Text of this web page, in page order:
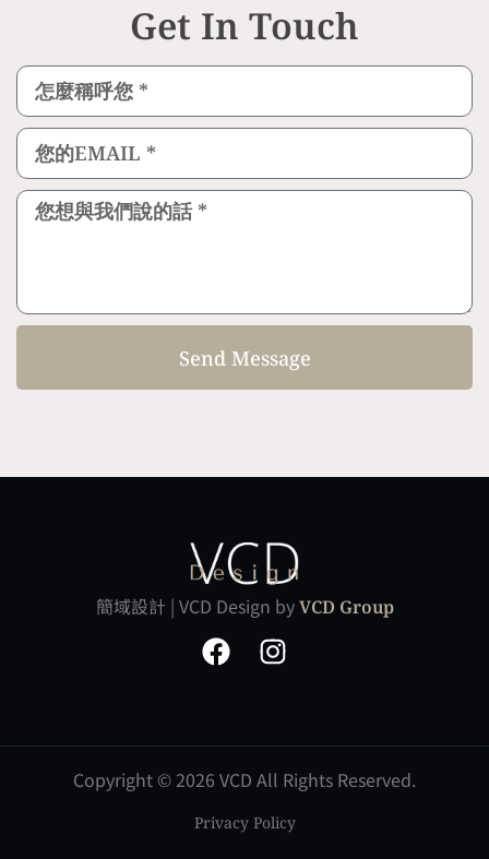
Get In Touch
Send Message
簡域設計 | VCD Design byVCD Group
Copyright © 2026 VCD All Rights Reserved.
Privacy Policy